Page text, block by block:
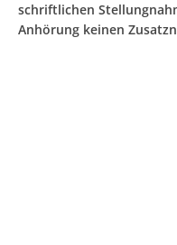
schriftlichen
Anhörung keinen